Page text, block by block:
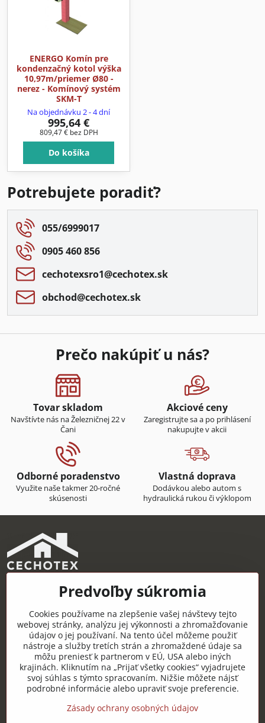
ENERGO Komín pre
kondenzačný kotol výška
10,97m/priemer Ø80 -
nerez - Komínový systém
SKM-T
Na objednávku 2 - 4 dní
995,64 €
809,47 € bez DPH
Do košíka
Potrebujete poradiť?
055/6999017
0905 460 856
cechotexsro1​@cechotex​.sk
obchod​@cechotex​.sk
Prečo nakúpiť u nás?
Tovar skladom
Navštívte nás na Železničnej 22 v
Čani
Akciové ceny
Zaregistrujte sa a po prihlásení
nakupujte v akcii
Odborné poradenstvo
Využite naše takmer 20-ročné
skúsenosti
Vlastná doprava
Dodávkou alebo autom s
hydraulická rukou či výklopom
CECHOTEX s.r.o.
Železničná 22, 044 14 Čaňa
IČO: 48181757
DIČ: 2120085451
IČ DPH: SK2120085451
Užitočné odkazy
Predvoľby súkromia
Cookies používame na zlepšenie vašej návštevy tejto
webovej stránky, analýzu jej výkonnosti a zhromažďovanie
údajov o jej používaní. Na tento účel môžeme použiť
nástroje a služby tretích strán a zhromaždené údaje sa
môžu preniesť k partnerom v EÚ, USA alebo iných
krajinách. Kliknutím na „Prijať všetky cookies“ vyjadrujete
svoj súhlas s týmto spracovaním. Nižšie môžete nájsť
podrobné informácie alebo upraviť svoje preferencie.
Zásady ochrany osobných údajov